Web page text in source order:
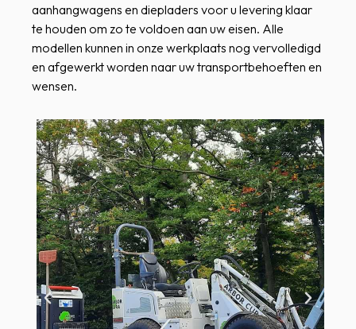
aanhangwagens en diepladers voor u levering klaar
te houden om zo te voldoen aan uw eisen. Alle
modellen kunnen in onze werkplaats nog vervolledigd
en afgewerkt worden naar uw transportbehoeften en
wensen.